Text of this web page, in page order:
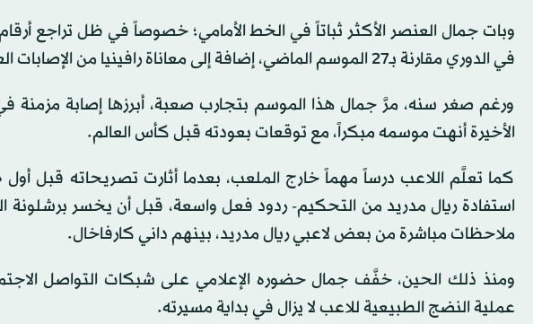
في الدوري مقارنة بـ27 الموسم الماضي، إضافة إلى معاناة رافينيا من الإصابات العضلية التي حدَّت كثيراً من مشاركاته.
ورغم صغر سنه، مرَّ جمال هذا الموسم بتجارب صعبة، أبرزها إصابة
الأخيرة أنهت موسمه مبكراً، مع توقعات بعودته قبل كأس العالم.
كما تعلَّم اللاعب درساً مهماً خارج الملعب، بعدما أثارت تصريحاته قبل
ملاحظات مباشرة من بعض لاعبي ريال مدريد، بينهم داني كارفاخال.
ومنذ ذلك الحين، خفَّف جمال حضوره الإعلامي على شبكات التواصل
عملية النضج الطبيعية للاعب لا يزال في بداية مسيرته.